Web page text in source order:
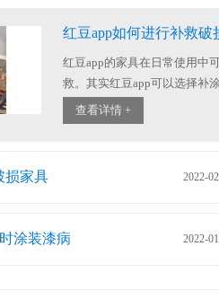
红豆app如何进行补救破
红豆app的家具在日常使用中
救。其实红豆app可以选择补
查看详情 +
损家具 2022-
涂装漆病 2022-